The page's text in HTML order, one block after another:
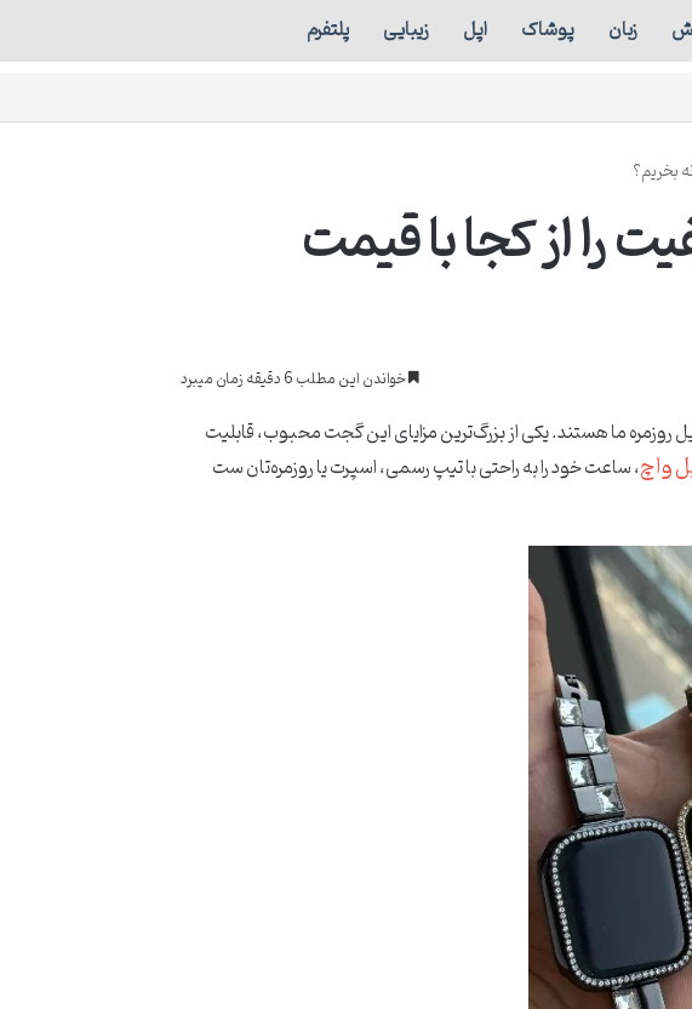
زبان پوشاک اپل زیبایی پلتفرم
بخریم؟
را از کجا با قیمت
خواندن این مطلب 6 دقیقه زمان میبرد
روزمره ما هستند. یکی از بزرگ‌ترین مزایای این گجت محبوب، قابلیت
واچ، ساعت خود را به راحتی با تیپ رسمی، اسپرت یا روزمره‌تان ست